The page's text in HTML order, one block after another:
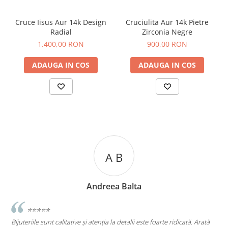
Cruce Iisus Aur 14k Design
Radial
1.400,00 RON
ADAUGA IN COS
Cruciulita Aur 14k Pietre
Zirconia Negre
900,00 RON
ADAUGA IN COS
Arată
Andreea Cicu
⭐⭐⭐⭐⭐